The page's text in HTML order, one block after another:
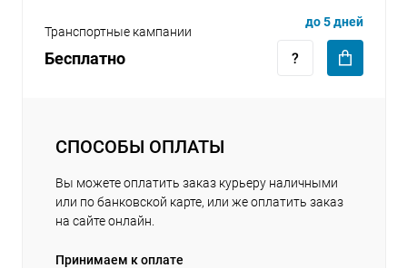
Транспортные кампании
Бесплатно
до 5 дней
СПОСОБЫ ОПЛАТЫ
Вы можете оплатить заказ курьеру наличными
или по банковской карте, или же оплатить заказ
на сайте онлайн.
Принимаем к оплате